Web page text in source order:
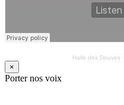
Halle des Douves·
×
Porter nos voix